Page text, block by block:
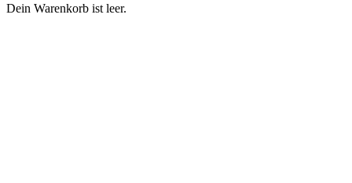
Dein Warenkorb ist leer.